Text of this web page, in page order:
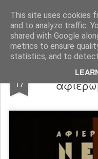
This site uses cookies
and to analyze traffic.
shared with Google
metrics to ensure
statistics, and to detect
"Ερασιτέχνες
Blog Info DreamCity
17
Γιώργος